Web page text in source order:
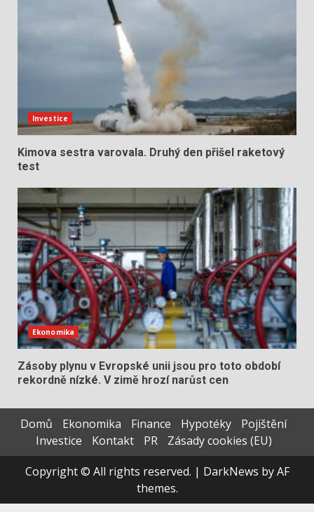
Investice
Kimova sestra varovala. Druhý den přišel raketový
test
Ekonomika
Zásoby plynu v Evropské unii jsou pro toto období
rekordně nízké. V zimě hrozí narůst cen
Domů Ekonomika Finance Hypotéky
Pojištění
Investice
Kontakt PR
Zásady cookies (EU)
Copyright © All rights reserved. | DarkNews by AF
themes.